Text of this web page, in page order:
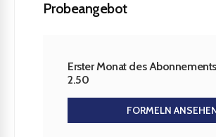
Probeangebot
Erster Monat des
2.50
FORMELN